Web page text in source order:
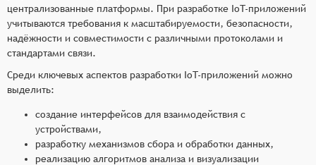
централизованные платформы. При разработке IoT-приложений
учитываются требования к масштабируемости, безопасности,
надёжности и совместимости с различными протоколами и
стандартами связи.
Среди ключевых аспектов разработки IoT-приложений можно
выделить:
создание интерфейсов для взаимодействия с
устройствами,
разработку механизмов сбора и обработки данных,
реализацию алгоритмов анализа и визуализации